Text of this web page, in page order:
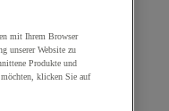
mit Ihrem Browser
unserer Website zu
Produkte und
möchten, klicken Sie auf